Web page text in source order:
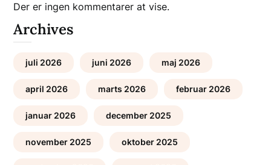
Der er ingen kommentarer at vise.
Archives
juli 2026 juni 2026 maj 2026
april 2026 marts 2026 februar 2026
januar 2026 december 2025
november 2025 oktober 2025